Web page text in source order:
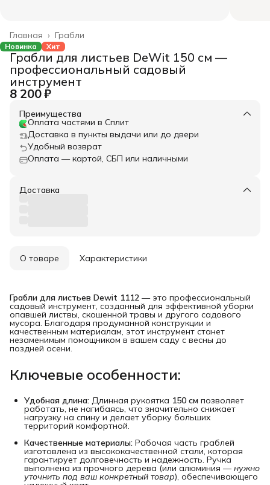
Грабли
Главная ›
Новинка Хит
Грабли для листьев DeWit 150 см —
профессиональный садовый
инструмент
8 200 ₽
Преимущества
Оплата частями в Сплит
Доставка в пункты выдачи или до двери
Удобный возврат
Оплата — картой, СБП или наличными
Доставка
О товаре Характеристики
Грабли для листьев Dewit 1112 — это профессиональный
садовый инструмент, созданный для эффективной уборки
опавшей листвы, скошенной травы и другого садового
мусора. Благодаря продуманной конструкции и
качественным материалам, этот инструмент станет
незаменимым помощником в вашем саду с весны до
поздней осени.
Ключевые особенности:
Удобная длина: Длинная рукоятка 150 см позволяет
работать, не нагибаясь, что значительно снижает
нагрузку на спину и делает уборку больших
территорий комфортной.
Качественные материалы: Рабочая часть граблей
изготовлена из высококачественной стали, которая
гарантирует долговечность и надежность. Ручка
выполнена из прочного дерева (или алюминия —нужно
уточнить под ваш конкретный товар), обеспечивающего